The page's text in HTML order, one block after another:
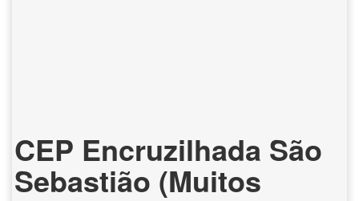
CEP Encruzilhada São
Sebastião (Muitos